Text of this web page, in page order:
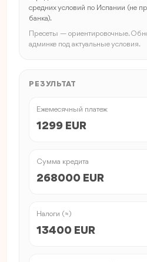
средних условий по Испании (не
банка).
Пресеты — ориентировочные.
админке под актуальные условия.
РЕЗУЛЬТАТ
Ежемесячный платеж
1299 EUR
Сумма кредита
268000 EUR
Налоги (≈)
13400 EUR